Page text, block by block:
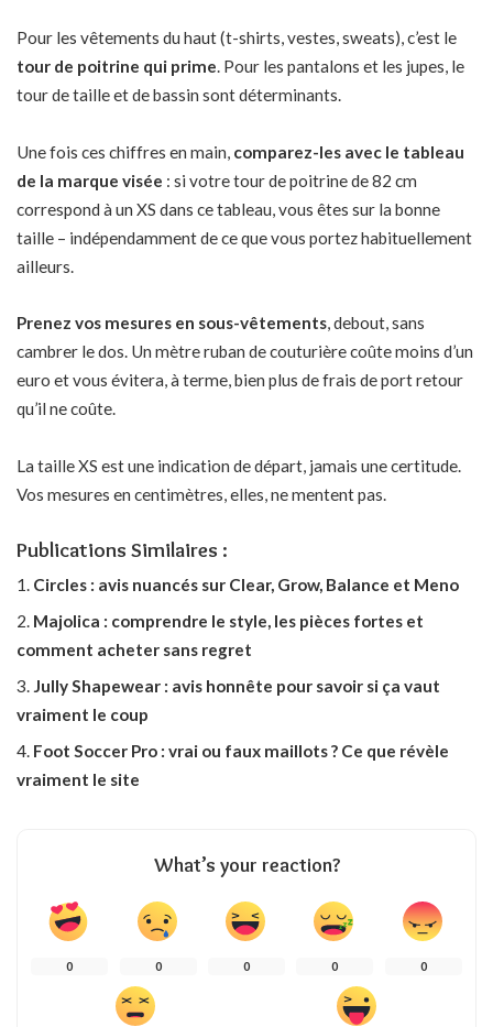
Pour les vêtements du haut (t-shirts, vestes, sweats), c’est le
tour de poitrine qui prime. Pour les pantalons et les jupes, le
tour de taille et de bassin sont déterminants.
Une fois ces chiffres en main, comparez-les avec le tableau
de la marque visée : si votre tour de poitrine de 82 cm
correspond à un XS dans ce tableau, vous êtes sur la bonne
taille – indépendamment de ce que vous portez habituellement
ailleurs.
Prenez vos mesures en sous-vêtements, debout, sans
cambrer le dos. Un mètre ruban de couturière coûte moins d’un
euro et vous évitera, à terme, bien plus de frais de port retour
qu’il ne coûte.
La taille XS est une indication de départ, jamais une certitude.
Vos mesures en centimètres, elles, ne mentent pas.
Publications Similaires :
Circles : avis nuancés sur Clear, Grow, Balance et Meno
Majolica : comprendre le style, les pièces fortes et
comment acheter sans regret
Jully Shapewear : avis honnête pour savoir si ça vaut
vraiment le coup
Foot Soccer Pro : vrai ou faux maillots ? Ce que révèle
vraiment le site
What’s your reaction?
0 0 0 0 0